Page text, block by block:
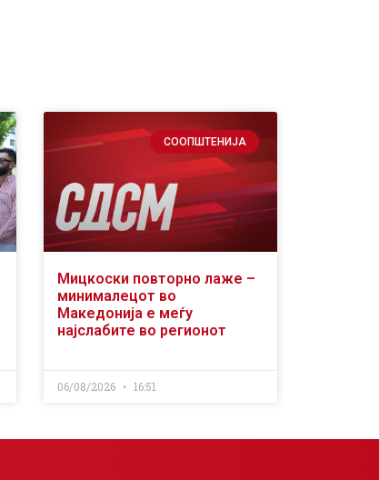
СООПШТЕНИЈА
Мицкоски повторно лаже –
минималецот во
Македонија е меѓу
најслабите во регионот
06/08/2026 16:51